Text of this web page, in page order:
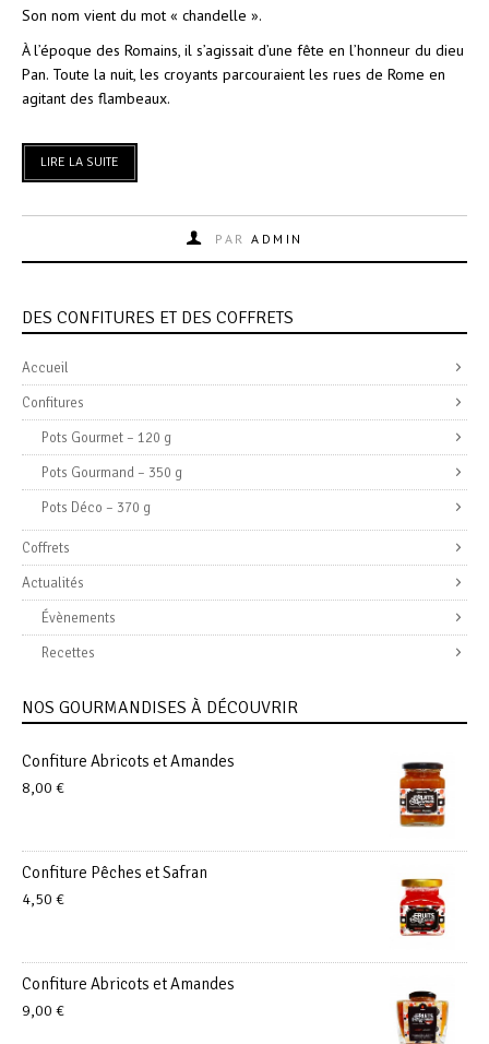
Son nom vient du mot « chandelle ».
À l’époque des Romains, il s’agissait d’une fête en l’honneur du dieu
Pan. Toute la nuit, les croyants parcouraient les rues de Rome en
agitant des flambeaux.
LIRE LA SUITE
PAR ADMIN
DES CONFITURES ET DES COFFRETS
Accueil
Confitures
Pots Gourmet – 120 g
Pots Gourmand – 350 g
Pots Déco – 370 g
Coffrets
Actualités
Évènements
Recettes
NOS GOURMANDISES À DÉCOUVRIR
Confiture Abricots et Amandes
8,00 €
Confiture Pêches et Safran
4,50 €
Confiture Abricots et Amandes
9,00 €